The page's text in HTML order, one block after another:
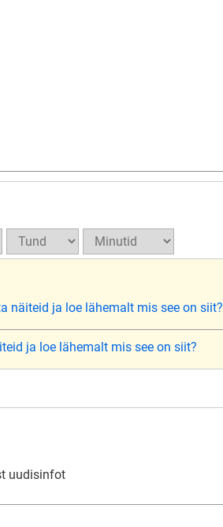
näiteid ja loe lähemalt mis see on siit?
ja loe lähemalt mis see on siit?
uudisinfot